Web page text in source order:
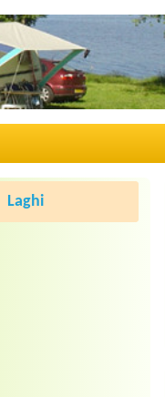
Laghi